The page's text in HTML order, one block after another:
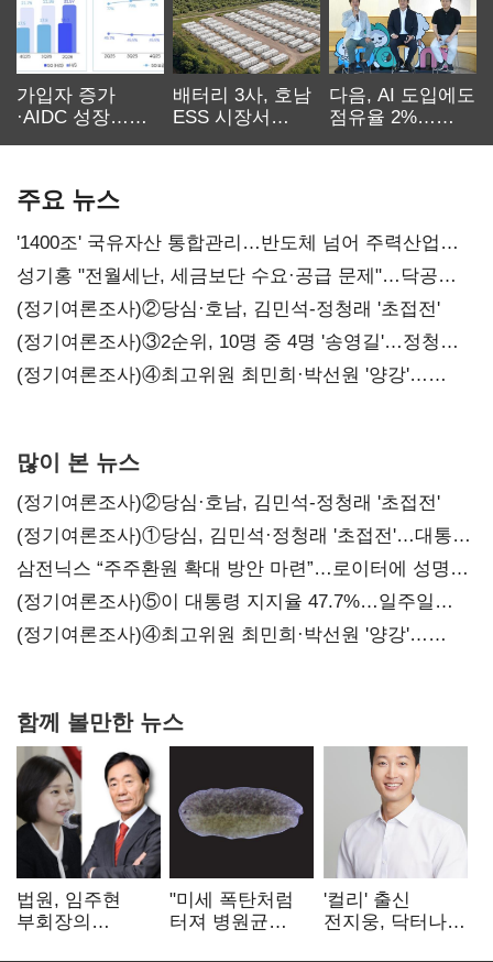
가입자 증가
·AIDC 성장…
배터리 3사, 호남
ESS 시장서
다음, AI 도입에도
점유율 2%…
주요 뉴스
'1400조' 국유자산 통합관리…반도체 넘어 주력산업
구조혁신
성기홍 "전월세난, 세금보단 수요·공급 문제"…닥공
시사
(정기여론조사)②당심·호남, 김민석-정청래 '초접전'
(정기여론조사)③2순위, 10명 중 4명 '송영길'…정청래
'한 자릿수'
(정기여론조사)④최고위원 최민희·박선원 '양강'…
많이 본 뉴스
(정기여론조사)②당심·호남, 김민석-정청래 '초접전'
(정기여론조사)①당심, 김민석·정청래 '초접전'…대통령
지지도 '50% 아래로'(종합)
삼전닉스 “주주환원 확대 방안 마련”…로이터에 성명
보내
(정기여론조사)⑤이 대통령 지지율 47.7%…일주일
만에 다시 40%대
(정기여론조사)④최고위원 최민희·박선원 '양강'…
함께 볼만한 뉴스
법원, 임주현
부회장의
"미세 폭탄처럼
터져 병원균
'컬리' 출신
전지웅, 닥터나우